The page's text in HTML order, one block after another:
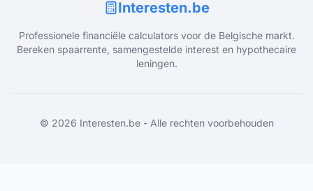
Interesten.be
Professionele financiële calculators voor de Belgische markt.
Bereken spaarrente, samengestelde interest en hypothecaire
leningen.
© 2026 Interesten.be - Alle rechten voorbehouden